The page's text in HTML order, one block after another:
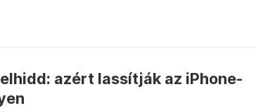
azért lassítják az iPhone-